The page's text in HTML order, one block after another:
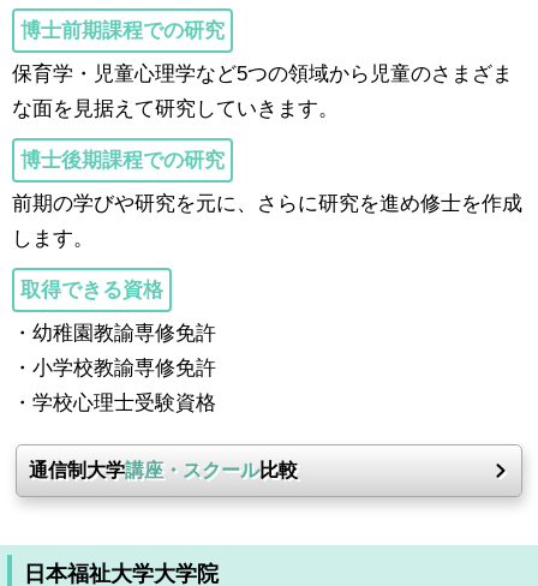
博士前期課程での研究
保育学・児童心理学など5つの領域から児童のさまざま
な面を見据えて研究していきます。
博士後期課程での研究
前期の学びや研究を元に、さらに研究を進め修士を作成
します。
取得できる資格
・幼稚園教諭専修免許
・小学校教諭専修免許
・学校心理士受験資格
通信制大学講座・スクール比較
日本福祉大学大学院